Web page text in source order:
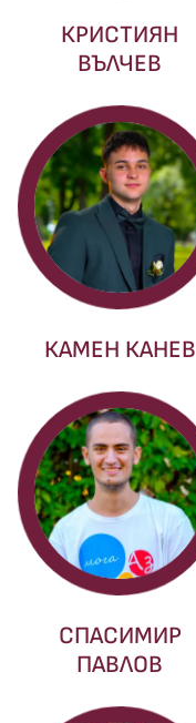
КРИСТИЯН
ВЪЛЧЕВ
КАМЕН КАНЕВ
СПАСИМИР
ПАВЛОВ